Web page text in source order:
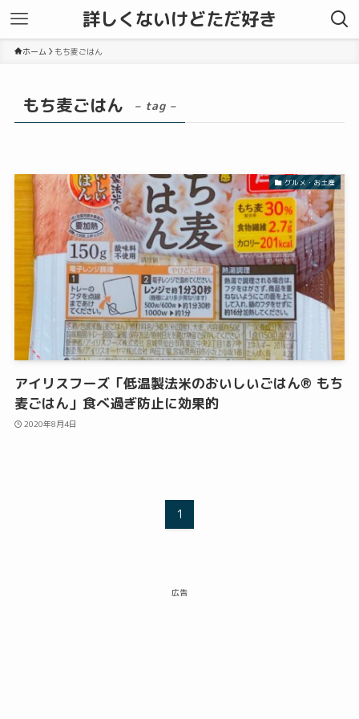
詳しくないけどただ好き
ホーム もち麦ごはん
もち麦ごはん – tag –
グルメ・お土産
アイリスフーズ「低温製法米のおいしいごはん® もち
麦ごはん」食べ過ぎ防止に効果的
2020年8月4日
1
広告